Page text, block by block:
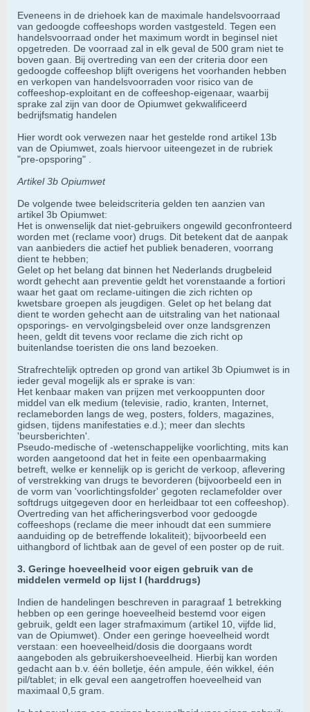
Eveneens in de driehoek kan de maximale handelsvoorraad
van gedoogde coffeeshops worden vastgesteld. Tegen een
handelsvoorraad onder het maximum wordt in beginsel niet
opgetreden. De voorraad zal in elk geval de 500 gram niet te
boven gaan. Bij overtreding van een der criteria door een
gedoogde coffeeshop blijft overigens het voorhanden hebben
en verkopen van handelsvoorraden voor risico van de
coffeeshop-exploitant en de coffeeshop-eigenaar, waarbij
sprake zal zijn van door de Opiumwet gekwalificeerd
bedrijfsmatig handelen
Hier wordt ook verwezen naar het gestelde rond artikel 13b
van de Opiumwet, zoals hiervoor uiteengezet in de rubriek
"pre-opsporing" .
Artikel 3b Opiumwet
De volgende twee beleidscriteria gelden ten aanzien van
artikel 3b Opiumwet:
Het is onwenselijk dat niet-gebruikers ongewild geconfronteerd
worden met (reclame voor) drugs. Dit betekent dat de aanpak
van aanbieders die actief het publiek benaderen, voorrang
dient te hebben;
Gelet op het belang dat binnen het Nederlands drugbeleid
wordt gehecht aan preventie geldt het vorenstaande a fortiori
waar het gaat om reclame-uitingen die zich richten op
kwetsbare groepen als jeugdigen. Gelet op het belang dat
dient te worden gehecht aan de uitstraling van het nationaal
opsporings- en vervolgingsbeleid over onze landsgrenzen
heen, geldt dit tevens voor reclame die zich richt op
buitenlandse toeristen die ons land bezoeken.
Strafrechtelijk optreden op grond van artikel 3b Opiumwet is in
ieder geval mogelijk als er sprake is van:
Het kenbaar maken van prijzen met verkooppunten door
middel van elk medium (televisie, radio, kranten, Internet,
reclameborden langs de weg, posters, folders, magazines,
gidsen, tijdens manifestaties e.d.); meer dan slechts
'beursberichten'.
Pseudo-medische of -wetenschappelijke voorlichting, mits kan
worden aangetoond dat het in feite een openbaarmaking
betreft, welke er kennelijk op is gericht de verkoop, aflevering
of verstrekking van drugs te bevorderen (bijvoorbeeld een in
de vorm van 'voorlichtingsfolder' gegoten reclamefolder over
softdrugs uitgegeven door en herleidbaar tot een coffeeshop).
Overtreding van het afficheringsverbod voor gedoogde
coffeeshops (reclame die meer inhoudt dat een summiere
aanduiding op de betreffende lokaliteit); bijvoorbeeld een
uithangbord of lichtbak aan de gevel of een poster op de ruit.
3. Geringe hoeveelheid voor eigen gebruik van de
middelen vermeld op lijst I (harddrugs)
Indien de handelingen beschreven in paragraaf 1 betrekking
hebben op een geringe hoeveelheid bestemd voor eigen
gebruik, geldt een lager strafmaximum (artikel 10, vijfde lid,
van de Opiumwet). Onder een geringe hoeveelheid wordt
verstaan: een hoeveelheid/dosis die doorgaans wordt
aangeboden als gebruikershoeveelheid. Hierbij kan worden
gedacht aan b.v. één bolletje, één ampule, één wikkel, één
pil/tablet; in elk geval een aangetroffen hoeveelheid van
maximaal 0,5 gram.